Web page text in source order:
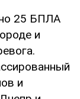
25 БПЛА
и
и